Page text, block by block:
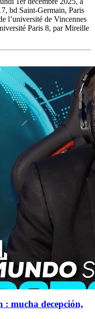
bd Saint-Germain, Paris
l’université de Vincennes
Paris 8, par Mireille
: mucha decepción,